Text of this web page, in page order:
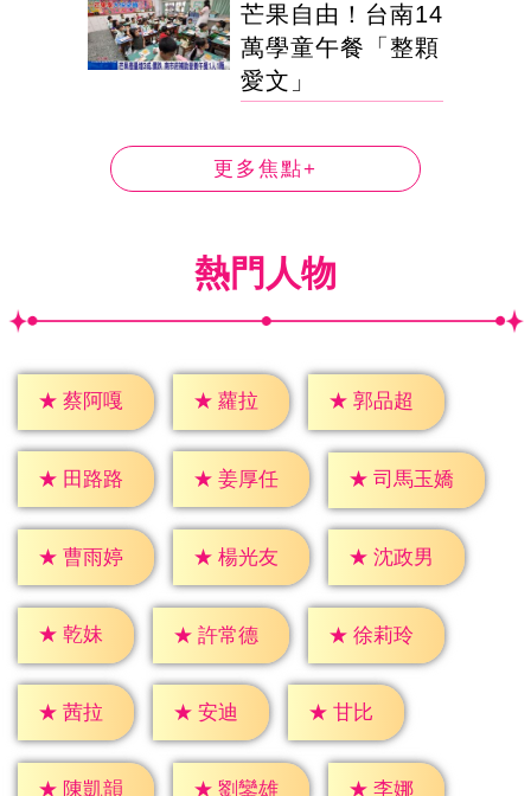
芒果自由！台南14
萬學童午餐「整顆
愛文」
更多焦點+
熱門人物
★ 蔡阿嘎 ★ 蘿拉 ★ 郭品超
★ 田路路 ★ 姜厚任 ★ 司馬玉嬌
★ 曹雨婷 ★ 楊光友 ★ 沈政男
★ 乾妹 ★ 許常德 ★ 徐莉玲
★ 茜拉 ★ 安迪 ★ 甘比
★ 陳凱韻 ★ 劉鑾雄 ★ 李娜